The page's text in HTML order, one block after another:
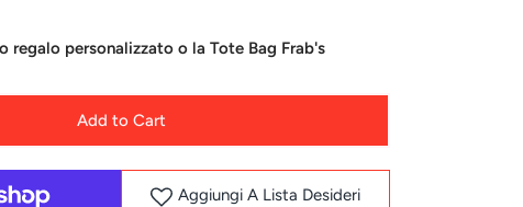
regalo personalizzato o la Tote Bag Frab's
Add to Cart
Aggiungi A Lista Desideri